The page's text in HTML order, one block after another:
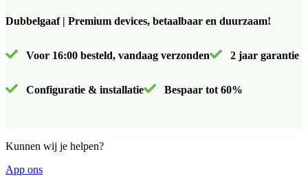
Dubbelgaaf | Premium devices, betaalbaar en duurzaam!
Voor 16:00 besteld, vandaag verzonden 2 jaar garantie
Configuratie & installatie Bespaar tot 60%
Kunnen wij je helpen?
App ons